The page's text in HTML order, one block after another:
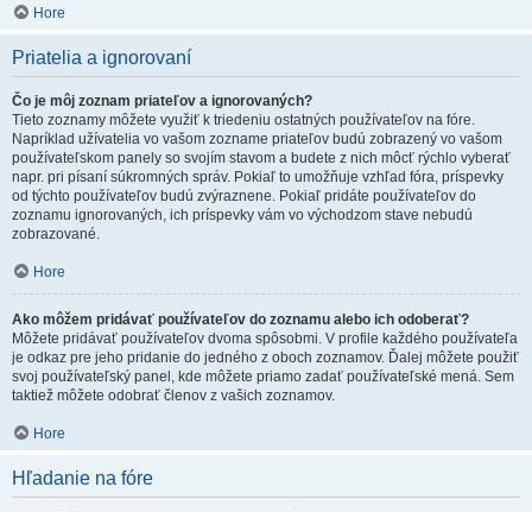
Hore
Priatelia a ignorovaní
Čo je môj zoznam priateľov a ignorovaných?
Tieto zoznamy môžete využiť k triedeniu ostatných používateľov na fóre.
Napríklad užívatelia vo vašom zozname priateľov budú zobrazený vo vašom
používateľskom panely so svojím stavom a budete z nich môcť rýchlo vyberať
napr. pri písaní súkromných správ. Pokiaľ to umožňuje vzhľad fóra, príspevky
od týchto používateľov budú zvýraznene. Pokiaľ pridáte používateľov do
zoznamu ignorovaných, ich príspevky vám vo východzom stave nebudú
zobrazované.
Hore
Ako môžem pridávať používateľov do zoznamu alebo ich odoberať?
Môžete pridávať používateľov dvoma spôsobmi. V profile každého používateľa
je odkaz pre jeho pridanie do jedného z oboch zoznamov. Ďalej môžete použiť
svoj používateľský panel, kde môžete priamo zadať používateľské mená. Sem
taktiež môžete odobrať členov z vašich zoznamov.
Hore
Hľadanie na fóre